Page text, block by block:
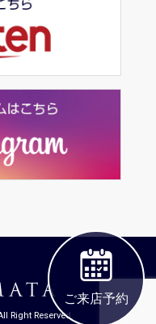
ご来店予約
Right Reserved.